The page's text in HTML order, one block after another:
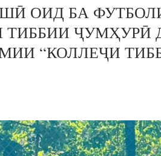
ОИД БА
ҶУМҲУРӢ
“КОЛЛЕҶИ